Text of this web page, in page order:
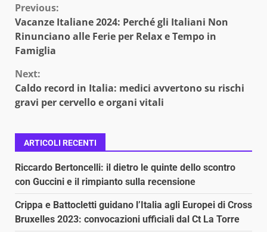
Continue
Reading
Previous:
Vacanze Italiane 2024: Perché gli Italiani Non
Rinunciano alle Ferie per Relax e Tempo in
Famiglia
Next:
Caldo record in Italia: medici avvertono su rischi
gravi per cervello e organi vitali
ARTICOLI RECENTI
Riccardo Bertoncelli: il dietro le quinte dello scontro
con Guccini e il rimpianto sulla recensione
Crippa e Battocletti guidano l’Italia agli Europei di Cross
Bruxelles 2023: convocazioni ufficiali dal Ct La Torre